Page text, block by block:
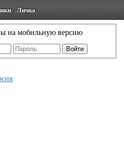
Личка
на мобильную версию